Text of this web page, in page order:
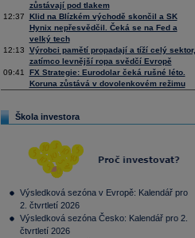
zůstávají pod tlakem
12:37
Klid na Blízkém východě skončil a SK
Hynix nepřesvědčil. Čeká se na Fed a
velký tech
12:13
Výrobci pamětí propadají a tíží celý sektor,
zatímco levnější ropa svědčí Evropě
09:41
FX Strategie: Eurodolar čeká rušné léto.
Koruna zůstává v dovolenkovém režimu
Škola investora
Výsledková sezóna v Evropě: Kalendář pro
2. čtvrtletí 2026
Výsledková sezóna Česko: Kalendář pro 2.
čtvrtletí 2026